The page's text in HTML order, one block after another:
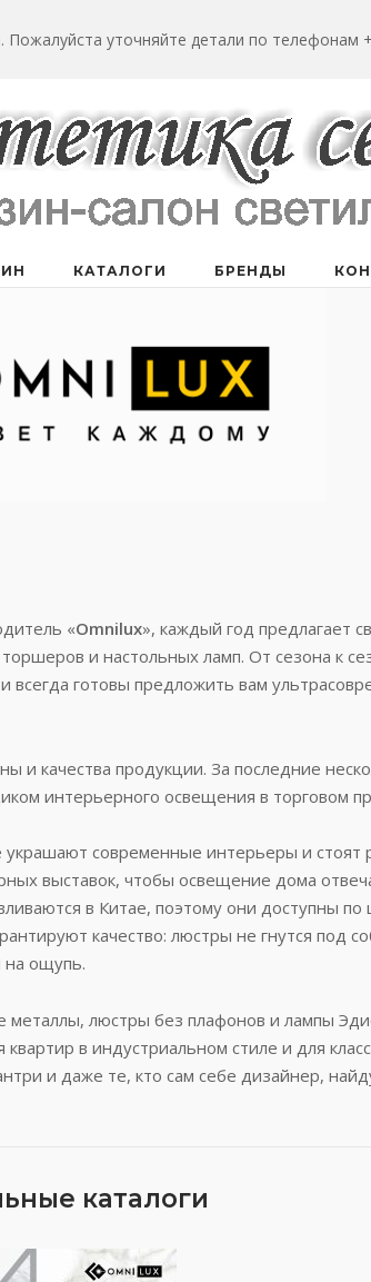
уточняйте детали по телефонам
КАТАЛОГИ БРЕНДЫ
«Omnilux», каждый год предлагает
и настольных ламп. От сезона к
готовы предложить вам
и качества продукции. За последние
интерьерного освещения в торговом
современные интерьеры и стоят
выставок, чтобы освещение дома
в Китае, поэтому они доступны по
качество: люстры не гнутся под
на ощупь.
люстры без плафонов и лампы
в индустриальном стиле и для
и даже те, кто сам себе дизайнер,
каталоги